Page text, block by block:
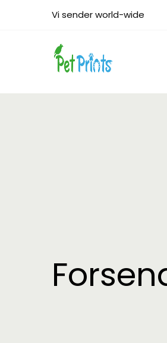
Vi sender world-wide